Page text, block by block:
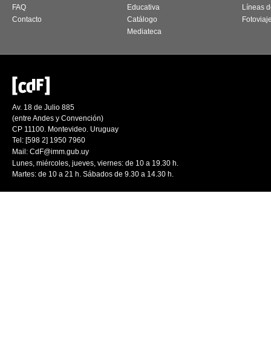
FAQ
Contacto
Educativa
Catálogo
Mediateca
Líneas
Av. 18 de Julio 885
(entre Andes y Convención)
CP 11100. Montevideo. Uruguay
Tel: [598 2] 1950 7960
Mail: CdF@imm.gub.uy
Lunes, miércoles, jueves, viernes: de 10 a 19.30 h.
Martes: de 10 a 21 h. Sábados de 9.30 a 14.30 h.